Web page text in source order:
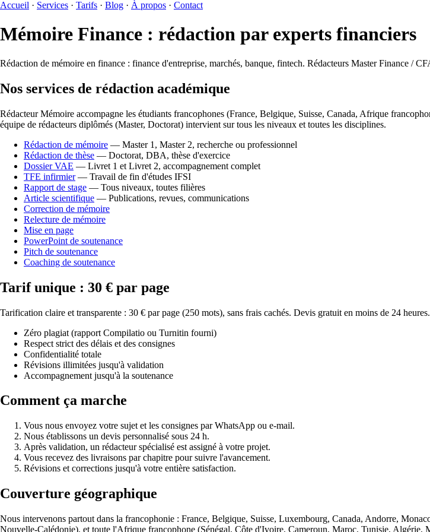
Accueil · Services · Tarifs · Blog · À propos · Contact
Mémoire Finance : rédaction par experts financiers
Rédaction de mémoire en finance : finance d'entreprise, marchés, banque, fintech. Rédacteurs Master Finance /
Nos services de rédaction académique
Rédacteur Mémoire accompagne les étudiants francophones (France, Belgique, Suisse, Canada, Afrique
équipe de rédacteurs diplômés (Master, Doctorat) intervient sur tous les niveaux et toutes les disciplines.
Rédaction de mémoire — Master 1, Master 2, recherche ou professionnel
Rédaction de thèse — Doctorat, DBA, thèse d'exercice
Dossier VAE — Livret 1 et Livret 2, accompagnement complet
TFE infirmier— Travail de fin d'études IFSI
Rapport de stage — Tous niveaux, toutes filières
Article scientifique — Publications, revues, communications
Correction de mémoire
Relecture de mémoire
Mise en page
PowerPoint de soutenance
Pitch de soutenance
Coaching de soutenance
Tarif unique : 30 € par page
Tarification claire et transparente : 30 € par page (250 mots), sans frais cachés. Devis gratuit en moins de 24
Zéro plagiat (rapport Compilatio ou Turnitin fourni)
Respect strict des délais et des consignes
Confidentialité totale
Révisions illimitées jusqu'à validation
Accompagnement jusqu'à la soutenance
Comment ça marche
Vous nous envoyez votre sujet et les consignes par WhatsApp ou e-mail.
Nous établissons un devis personnalisé sous 24 h.
Après validation, un rédacteur spécialisé est assigné à votre projet.
Vous recevez des livraisons par chapitre pour suivre l'avancement.
Révisions et corrections jusqu'à votre entière satisfaction.
Couverture géographique
Nous intervenons partout dans la francophonie : France, Belgique, Suisse, Luxembourg, Canada, Andorre,
Nouvelle-Calédonie), et toute l'Afrique francophone (Sénégal, Côte d'Ivoire, Cameroun, Maroc, Tunisie,